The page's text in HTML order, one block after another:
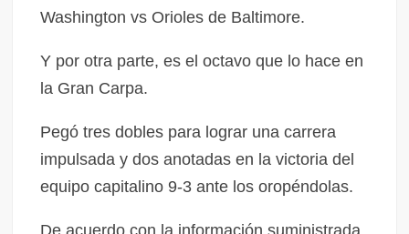
Washington vs Orioles de Baltimore.
Y por otra parte, es el octavo que lo hace en
la Gran Carpa.
Pegó tres dobles para lograr una carrera
impulsada y dos anotadas en la victoria del
equipo capitalino 9-3 ante los oropéndolas.
De acuerdo con la información suministrada